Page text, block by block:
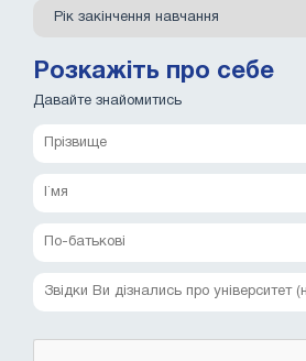
Розкажіть про себе
Давайте знайомитись